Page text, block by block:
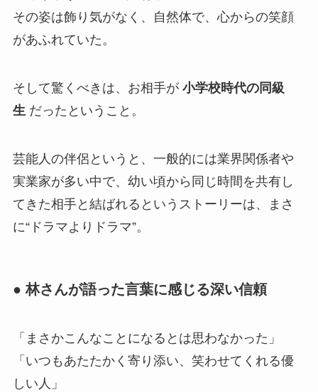
その姿は飾り気がなく、自然体で、心からの笑顔
があふれていた。
そして驚くべきは、お相手が 小学校時代の同級
生 だったということ。
芸能人の伴侶というと、一般的には業界関係者や
実業家が多い中で、幼い頃から同じ時間を共有し
てきた相手と結ばれるというストーリーは、まさ
に“ドラマよりドラマ”。
● 林さんが語った言葉に感じる深い信頼
「まさかこんなことになるとは思わなかった」
「いつもあたたかく寄り添い、笑わせてくれる優
しい人」